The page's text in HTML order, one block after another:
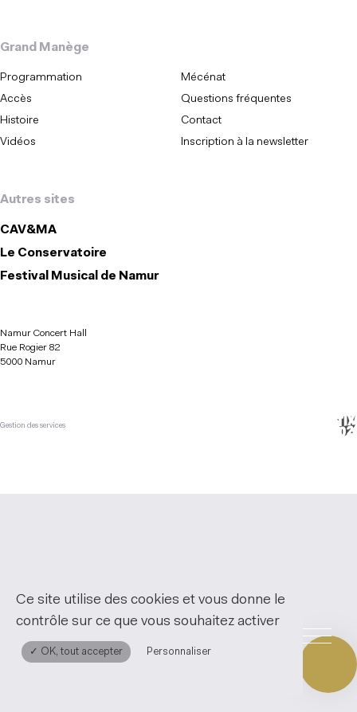
Autres sites
CAV&MA
Le Conservatoire
Festival Musical de Namur
Grand Manège
Programmation
Mécénat
Accès
Questions fréquentes
Histoire
Contact
Vidéos
Inscription à la newsletter
Namur Concert Hall
Rue Rogier 82
5000 Namur
Gestion des services
Ce site utilise des cookies et vous donne le
contrôle sur ce que vous souhaitez activer
✓ OK, tout accepter Personnaliser